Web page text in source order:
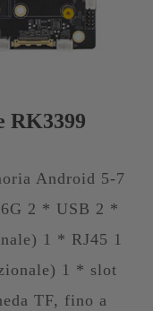
RK3399
Android 5-7
2 * USB 2 *
1 * RJ45 1
1 * slot
TF, fino a